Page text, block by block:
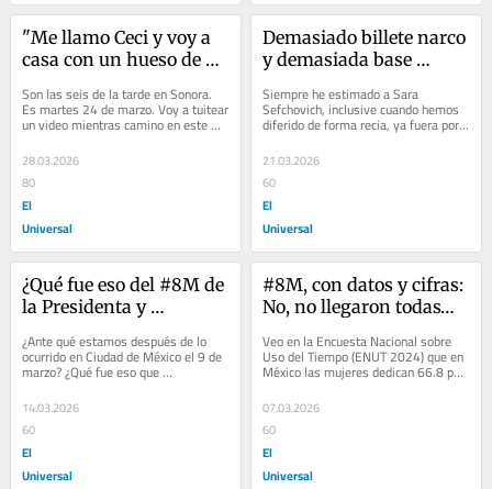
"Me llamo Ceci y voy a
casa con un hueso de mi
Son las seis de la tarde en Sonora.
Es martes 24 de marzo. Voy a tuitear
un video mientras camino en este
que no...
28.03.2026
80
El
Universal
Demasiado billete narco
y demasiada base
Siempre he estimado a Sara
Sefchovich, inclusive cuando hemos
diferido de forma recia, ya fuera por
razones propias o debido a causas
importadas por...
21.03.2026
60
El
Universal
¿Qué fue eso del #8M de
la Presidenta y
¿Ante qué estamos después de lo
ocurrido en Ciudad de México el 9 de
marzo? ¿Qué fue eso que
presenciamos en el Campo Militar
Marte el domingo...
14.03.2026
60
El
Universal
#8M, con datos y cifras:
No, no llegaron todas…
Veo en la Encuesta Nacional sobre
Uso del Tiempo (ENUT 2024) que en
México las mujeres dedican 66.8 por
ciento de su tiempo total de trabajo
a...
07.03.2026
60
El
Universal